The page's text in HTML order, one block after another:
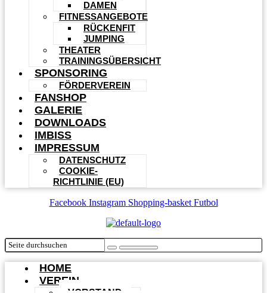
DAMEN
FITNESSANGEBOTE
RÜCKENFIT
JUMPING
THEATER
TRAININGSÜBERSICHT
SPONSORING
FÖRDERVEREIN
FANSHOP
GALERIE
DOWNLOADS
IMBISS
IMPRESSUM
DATENSCHUTZ
COOKIE-
RICHTLINIE (EU)
Facebook Instagram Shopping-basket Futbol
HOME
VEREIN